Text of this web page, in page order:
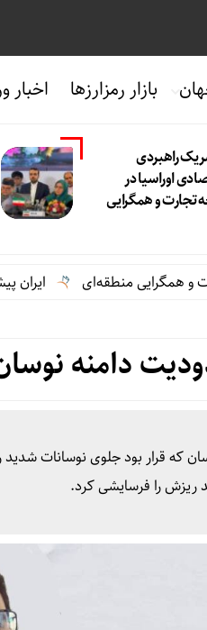
بازار رمزارزها اخبار
راهبردی
اوراسیا در
تجارت و همگرایی
منطقه‌ای ایران پیشنهاد
دامنه
محدودیت ۳ درصدی دامنه‌ی نوسان که قرار بود جلوی
ریزش را فرسایشی کرد.